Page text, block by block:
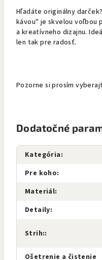
Hľadáte originálny
kávou" je skvelou voľbou
a kreatívneho dizajnu.
len tak pre radosť.
Pozorne si prosím
Dodatočné
Kategória:
Pre koho:
Materiál:
Detaily:
Strih::
Ošetrenie a čistenie